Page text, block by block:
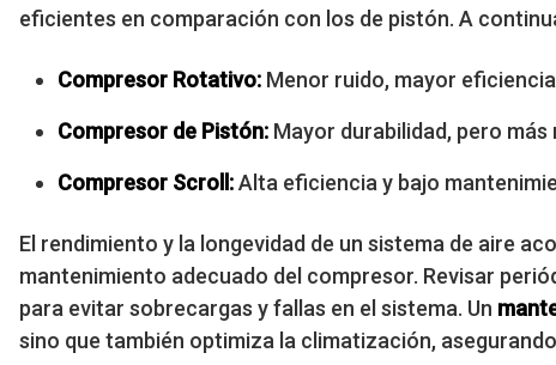
eficientes en comparación con los de pistón. A
Compresor Rotativo: Menor ruido, mayor
Compresor de Pistón: Mayor durabilidad, pero más
Compresor Scroll:Alta eficiencia y bajo
El rendimiento y la longevidad de un sistema de aire
mantenimiento adecuado del compresor. Revisar
para evitar sobrecargas y fallas en el sistema. Un
sino que también optimiza la climatización,